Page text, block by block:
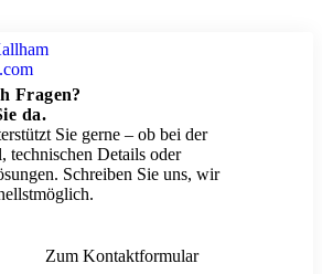
Fragen?
da.
Sie gerne – ob bei der
technischen Details oder
Schreiben Sie uns, wir
Zum Kontaktformular